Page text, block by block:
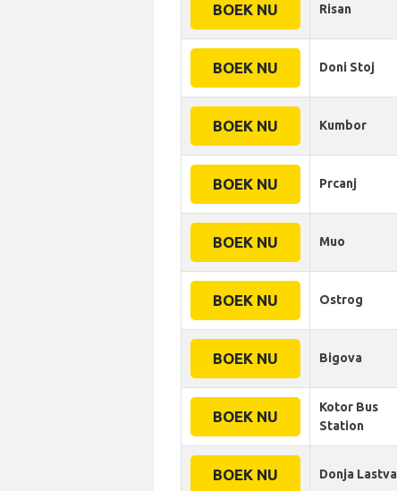
BOEK NU Risan
BOEK NU Doni Stoj
BOEK NU Kumbor
BOEK NU Prcanj
BOEK NU Muo
BOEK NU Ostrog
BOEK NU Bigova
BOEK NU
Kotor Bus
Station
BOEK NU Donja Lastva